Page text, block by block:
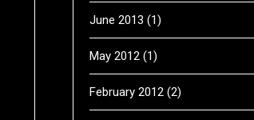
June 2013 (1)
May 2012(1)
February 2012(2)